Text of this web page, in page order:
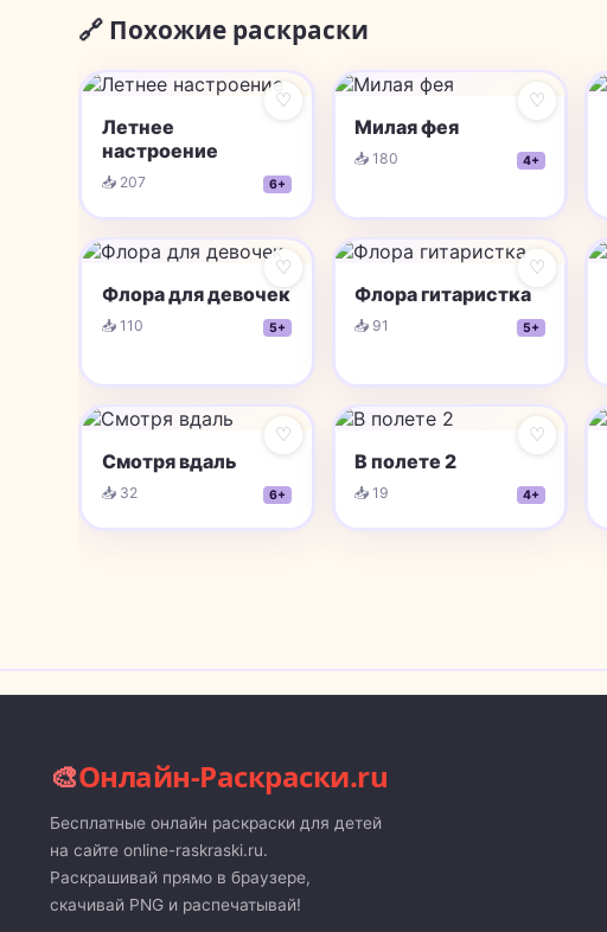
🔗 Похожие раскраски
♡
Летнее
настроение
📥 207 6+
♡
Милая фея
📥 180 4+
♡
Флора для девочек
📥 110 5+
♡
Флора гитаристка
📥 91 5+
♡
Смотря вдаль
📥 32 6+
♡
В полете 2
📥 19 4+
🎨Онлайн-Раскраски.ru
Бесплатные онлайн раскраски для детей
на сайте online-raskraski.ru.
Раскрашивай прямо в браузере,
скачивай PNG и распечатывай!